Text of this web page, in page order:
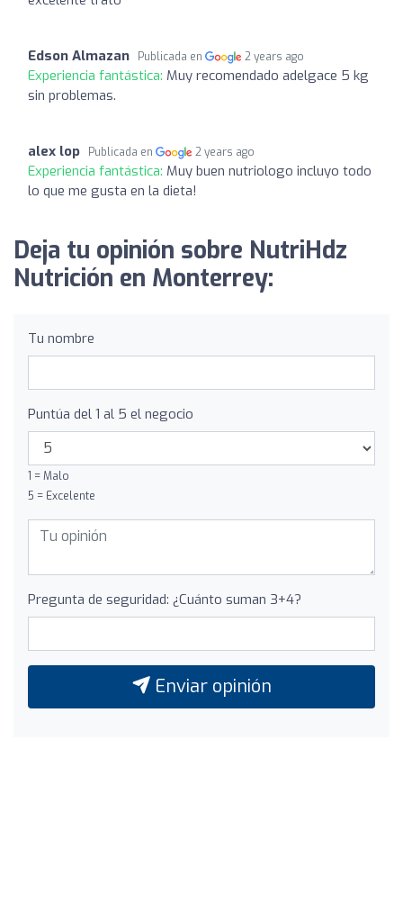
Edson Almazan Publicada en 2 years ago
Experiencia fantástica: Muy recomendado adelgace 5 kg
sin problemas.
alex lop Publicada en 2 years ago
Experiencia fantástica: Muy buen nutriologo incluyo todo
lo que me gusta en la dieta!
Deja tu opinión sobre NutriHdz
Nutrición en Monterrey:
Tu nombre
Puntúa del 1 al 5 el negocio
1 = Malo
5 = Excelente
Pregunta de seguridad: ¿Cuánto suman 3+4?
Enviar opinión